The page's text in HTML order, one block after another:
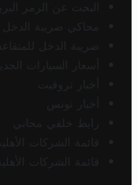
البحث عن الرمز
محاكي ضريبة
ضريبة الدخل
أسعار السيارات
أخبار تروفيت
أخبار تونس
رابط خلفي مجاني
قائمة الشركات
قائمة الشركات